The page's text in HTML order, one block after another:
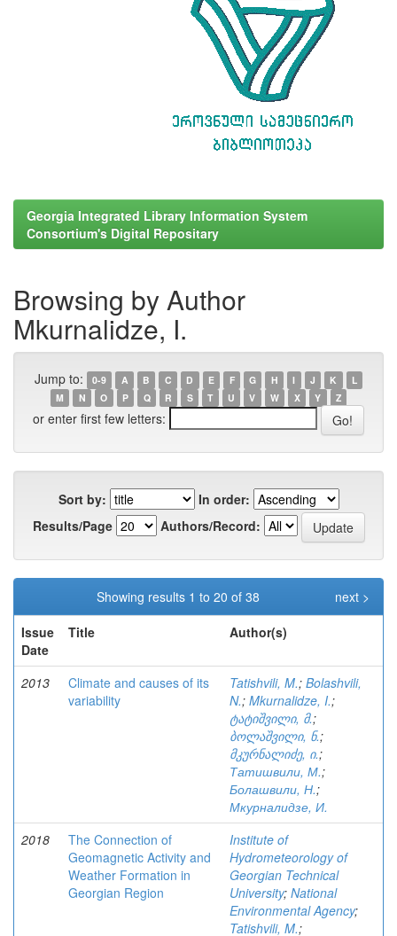
Georgia Integrated Library Information System
Consortium's Digital Repositary
Browsing by Author
Mkurnalidze, I.
Jump to: 0-9 A B C D E F G H I J K
L
M
N O P Q R S T U V W X Y Z
or enter first few letters:
Sort by:
In order:
Results/Page
Authors/Record:
Showing results 1 to 20 of 38
next >
Issue
Date
Title Author(s)
2013
Climate and causes of its
variability
Tatishvili, M.; Bolashvili,
N.; Mkurnalidze, I.;
ტატიშვილი, მ.;
ბოლაშვილი, ნ.;
მკურნალიძე, ი.;
Татишвили, М.;
Болашвили, Н.;
Мкурналидзе, И.
2018
The Connection of
Geomagnetic Activity and
Weather Formation in
Georgian Region
Institute of
Hydrometeorology of
Georgian Technical
University; National
Environmental Agency;
Tatishvili, M.;